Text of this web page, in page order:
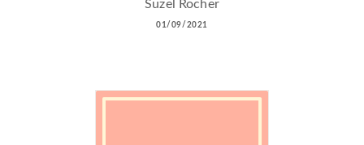
Suzel Rocher
01/09/2021